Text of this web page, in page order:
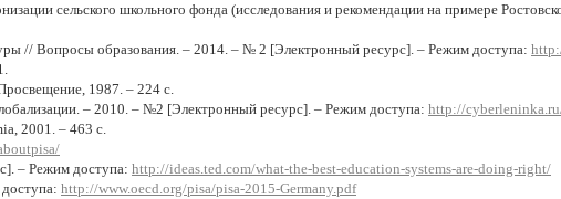
сельского школьного фонда (исследования и рекомендации на примере
// Вопросы образования. – 2014. – № 2 [Электронный ресурс]. – Режим доступа:
1987. – 224 с.
– 2010. – №2 [Электронный ресурс]. – Режим доступа: http://
2001. – 463 с.
/
– Режим доступа: http://ideas.ted.com/what-the-best-education-systems-are-doing-right/
http://www.oecd.org/pisa/pisa-2015-Germany.pdf